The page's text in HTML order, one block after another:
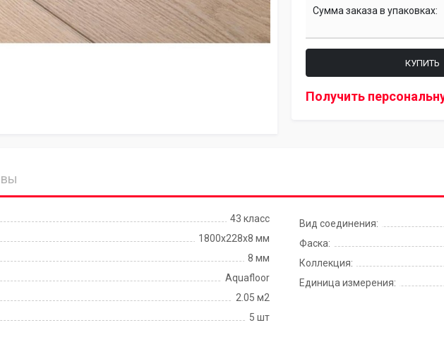
Сумма заказа в упаковках:
КУПИТЬ
Получить
43 класс
1800x228x8 мм
8 мм
Aquafloor
2.05 м2
5 шт
Вид соединения:
Фаска:
Коллекция:
Единица измерения: